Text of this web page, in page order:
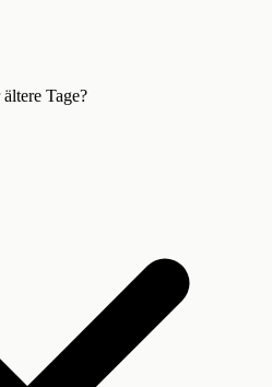
Tage?